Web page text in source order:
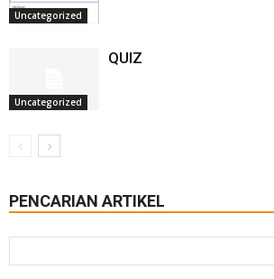
Uncategorized
Uncategorized
QUIZ
PENCARIAN ARTIKEL